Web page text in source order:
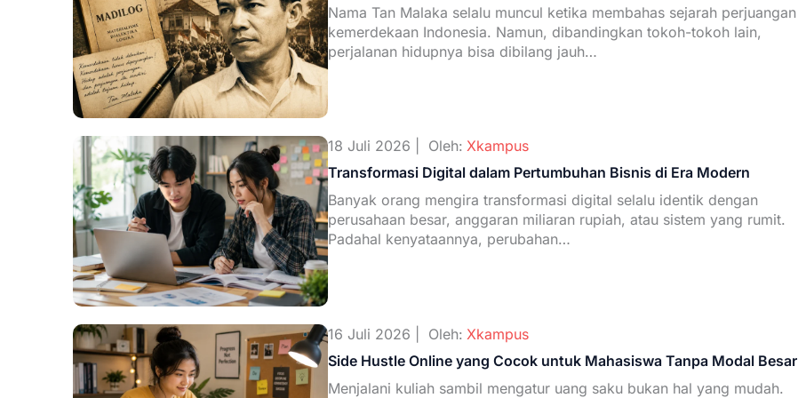
Nama Tan Malaka selalu muncul ketika membahas sejarah perjuangan
kemerdekaan Indonesia. Namun, dibandingkan tokoh-tokoh lain,
perjalanan hidupnya bisa dibilang jauh…
18 Juli 2026 | Oleh: Xkampus
Transformasi Digital dalam Pertumbuhan Bisnis di Era Modern
Banyak orang mengira transformasi digital selalu identik dengan
perusahaan besar, anggaran miliaran rupiah, atau sistem yang rumit.
Padahal kenyataannya, perubahan…
16 Juli 2026 | Oleh: Xkampus
Side Hustle Online yang Cocok untuk Mahasiswa Tanpa Modal Besar
Menjalani kuliah sambil mengatur uang saku bukan hal yang mudah.